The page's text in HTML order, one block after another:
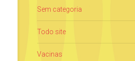
Sem categoria
Todo site
Vacinas